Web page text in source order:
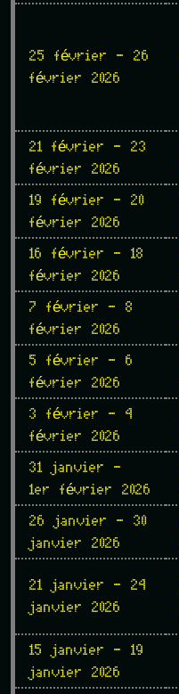
25 février - 26
février 2026
21 février - 23
février 2026
19 février - 20
février 2026
16 février - 18
février 2026
7 février - 8
février 2026
5 février - 6
février 2026
3 février - 4
février 2026
31 janvier -
1er février 2026
26 janvier - 30
janvier 2026
21 janvier - 24
janvier 2026
15 janvier - 19
janvier 2026